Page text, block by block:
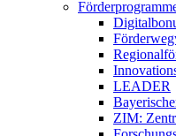
LEADER
ZIM: